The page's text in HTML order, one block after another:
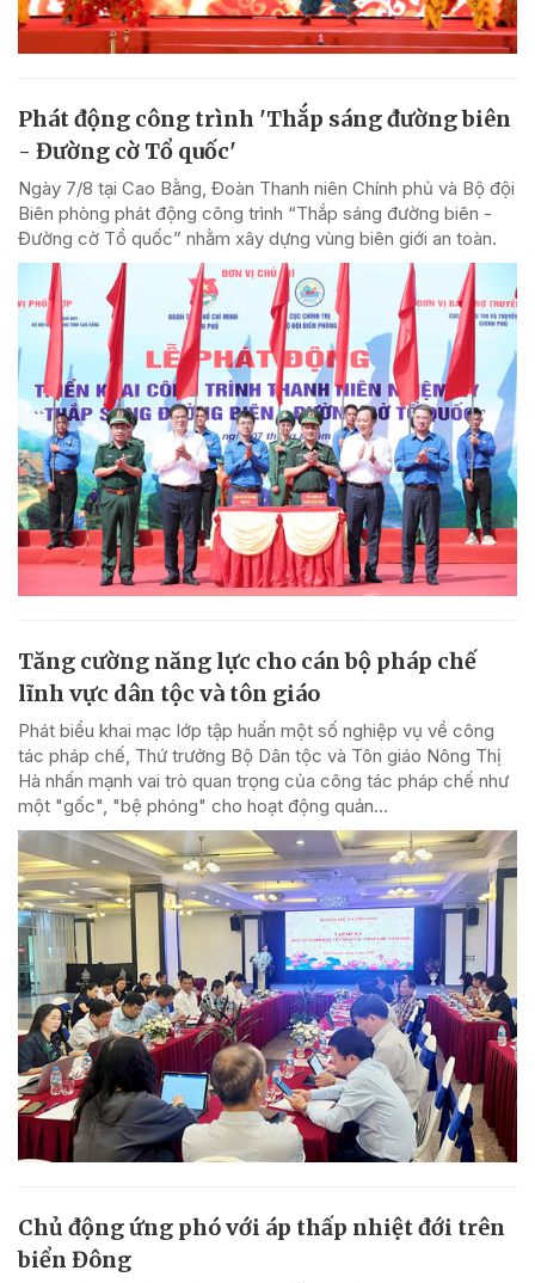
Phát động công trình 'Thắp sáng đường biên
- Đường cờ Tổ quốc'
Ngày 7/8 tại Cao Bằng, Đoàn Thanh niên Chính phủ và Bộ đội
Biên phòng phát động công trình “Thắp sáng đường biên -
Đường cờ Tổ quốc” nhằm xây dựng vùng biên giới an toàn.
Tăng cường năng lực cho cán bộ pháp chế
lĩnh vực dân tộc và tôn giáo
Phát biểu khai mạc lớp tập huấn một số nghiệp vụ về công
tác pháp chế, Thứ trưởng Bộ Dân tộc và Tôn giáo Nông Thị
Hà nhấn mạnh vai trò quan trọng của công tác pháp chế như
một "gốc", "bệ phóng" cho hoạt động quản...
Chủ động ứng phó với áp thấp nhiệt đới trên
biển Đông